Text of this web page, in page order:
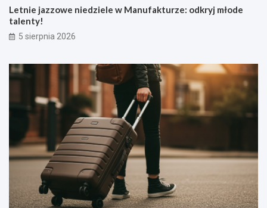
Letnie jazzowe niedziele w Manufakturze: odkryj młode
talenty!
5 sierpnia 2026